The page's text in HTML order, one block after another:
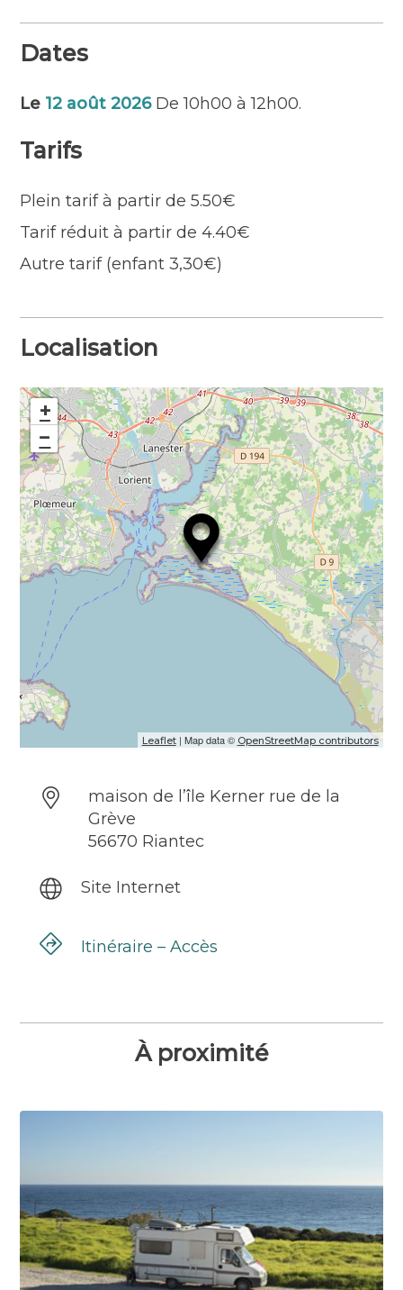
ressources, tout en adoptant une démarche
Prévoir des bottes ou chaussures d’eau et si
Sortie annulée en cas d’interdiction de
Dates
Le 12 août 2026De 10h00 à 12h00.
Tarifs
Plein tarif à partir de 5.50€
Tarif réduit à partir de 4.40€
Autre tarif (enfant 3,30€)
Localisation
+
−
Leaflet| Map data © OpenStreetMap contributors
maison de l’île Kerner rue de la
Grève
56670 Riantec
Site Internet
Itinéraire – Accès
À proximité